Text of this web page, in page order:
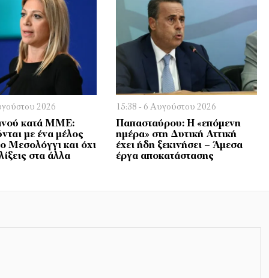
2026
κατά ΜΜΕ:
με ένα μέλος
Μεσολόγγι και όχι
στα άλλα
15:38 - 6 Αυγούστου 2026
Παπασταύρου: Η «επόμενη
ημέρα» στη Δυτική Αττική
έχει ήδη ξεκινήσει – Άμεσα
έργα αποκατάστασης